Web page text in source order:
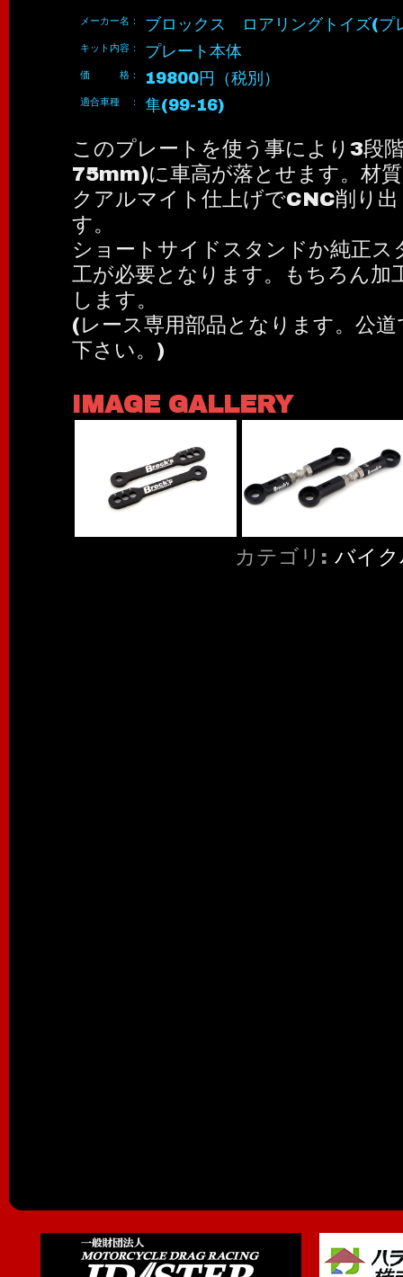
メーカー名： ブロックス ロアリングトイズ(プ
キット内容： プレート本体
価 格： 19800円（税別）
適合車種 ： 隼(99-16)
このプレートを使う事により3
75mm)に車高が落とせます。材
クアルマイト仕上げでCNC削り
す。
ショートサイドスタンドか純正ス
工が必要となります。もちろん加
します。
(レース専用部品となります。公
下さい。)
IMAGE GALLERY
カテゴリ: バイ